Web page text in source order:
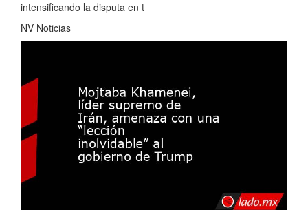
intensificando la disputa en t
NV Noticias